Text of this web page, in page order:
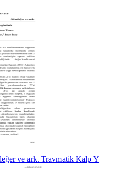
ve ark. Travmatik Kalp Y